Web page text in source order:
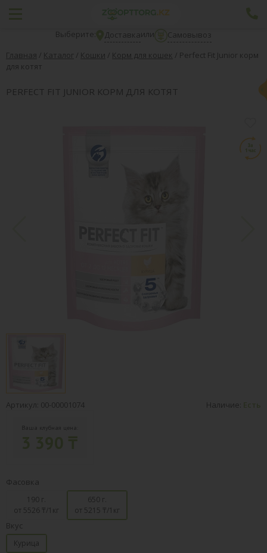
Выберите: Доставкаили
Самовывоз
Главная / Каталог / Кошки / Корм для кошек / Perfect Fit Junior корм
для котят
PERFECT FIT JUNIOR КОРМ ДЛЯ КОТЯТ
Артикул: 00-00001074 Наличие: Есть
Ваша клубная цена:
Фасовка
190 г.
от 5526 ₸/1кг
650 г.
от 5215 ₸/1кг
Вкус
Курица